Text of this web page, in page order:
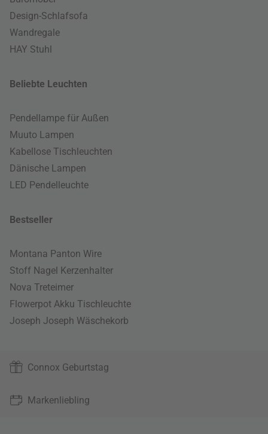
Design-Schlafsofa
Wandregale
HAY Stuhl
Beliebte Leuchten
Pendellampe für Außen
Muuto Lampen
Kabellose Tischleuchten
Dänische Lampen
LED Pendelleuchte
Bestseller
Montana Panton Wire
Stoff Nagel Kerzenhalter
Nova Treteimer
Flowerpot Akku Tischleuchte
Joseph Joseph Wäschekorb
Connox Geburtstag
Markenliebling